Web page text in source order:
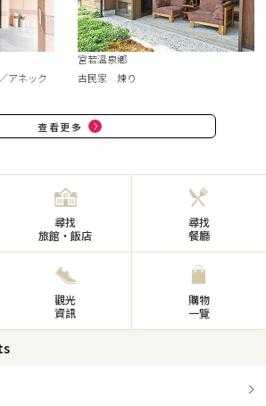
アネック
宮若溫泉鄉
古民家 煉り
查看更多
尋找
旅館・飯店
尋找
餐廳
觀光
資訊
購物
一覽